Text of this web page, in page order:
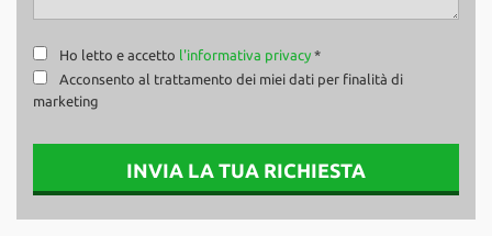
Ho letto e accetto l'informativa privacy *
Acconsento al trattamento dei miei dati per finalità di
marketing
INVIA LA TUA RICHIESTA